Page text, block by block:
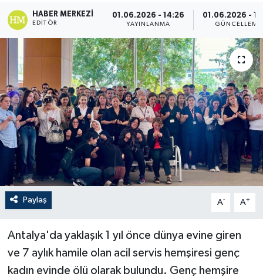
HABER MERKEZI
EDITÖR
01.06.2026 - 14:26
YAYINLANMA
01.06.2026 -
GÜNCELLEME
Paylaş A- A+
Antalya'da yaklaşık 1 yıl önce dünya evine giren
ve 7 aylık hamile olan acil servis hemşiresi genç
kadın evinde ölü olarak bulundu. Genç hemşire